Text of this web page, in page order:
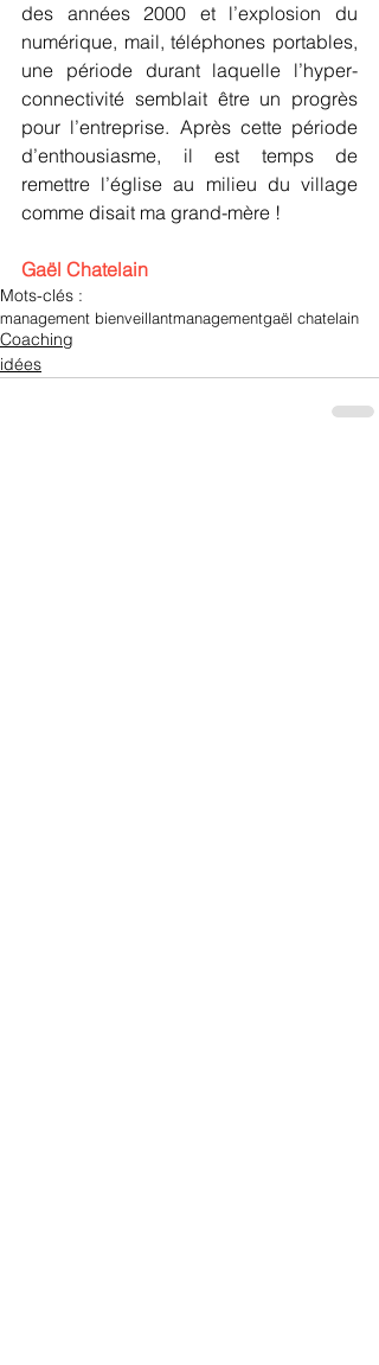
des années 2000 et l’explosion du
numérique, mail, téléphones portables,
une période durant laquelle l’hyper-
connectivité semblait être un progrès
pour l’entreprise. Après cette période
d’enthousiasme, il est temps de
remettre l’église au milieu du village
comme disait ma grand-mère !
Gaël Chatelain
Mots-clés :
management bienveillantmanagementgaël chatelain
Coaching
idées